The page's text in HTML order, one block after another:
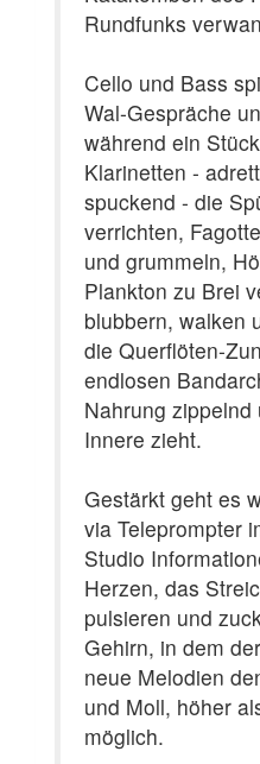
Rundfunks
Cello und Bass
Wal-Gespräche
während ein
Klarinetten -
spuckend - die
verrichten,
und grummeln,
Plankton zu Brei
blubbern, walken
die Querflöten-
endlosen
Nahrung
Innere zieht.
Gestärkt geht es
via Teleprompter
Studio
Herzen, das
pulsieren und
Gehirn, in dem
neue Melodien
und Moll, höher
möglich.